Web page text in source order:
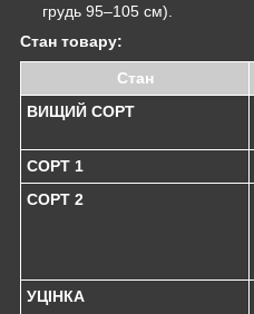
грудь 95–105 см).
Стан товару:
Стан
ВИЩИЙ СОРТ
СОРТ 1
СОРТ 2
УЦІНКА